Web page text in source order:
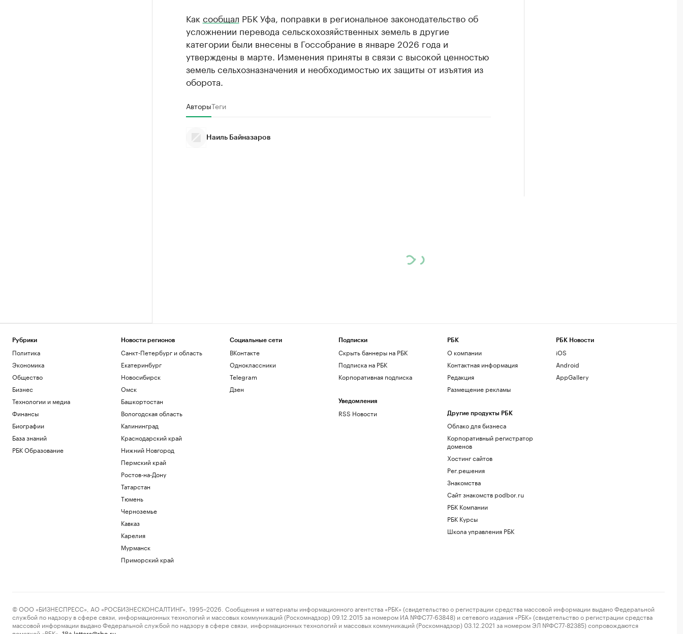
Как сообщал РБК Уфа, поправки в региональное законодательство об
усложнении перевода сельскохозяйственных земель в другие
категории были внесены в Госсобрание в январе 2026 года и
утверждены в марте. Изменения приняты в связи с высокой ценностью
земель сельхозназначения и необходимостью их защиты от изъятия из
оборота.
АвторыТеги
Наиль Байназаров
Рубрики
Политика
Экономика
Общество
Бизнес
Технологии и медиа
Финансы
Биографии
База знаний
РБК Образование
Новости регионов
Санкт-Петербург и область
Екатеринбург
Новосибирск
Омск
Башкортостан
Вологодская область
Калининград
Краснодарский край
Нижний Новгород
Пермский край
Ростов-на-Дону
Татарстан
Тюмень
Черноземье
Кавказ
Карелия
Мурманск
Приморский край
Социальные сети
ВКонтакте
Одноклассники
Telegram
Дзен
Подписки
Скрыть баннеры на РБК
Подписка на РБК
Корпоративная подписка
Уведомления
RSS Новости
РБК
О компании
Контактная информация
Редакция
Размещение рекламы
Другие продукты РБК
Облако для бизнеса
Корпоративный регистратор
доменов
Хостинг сайтов
Рег.решения
Знакомства
Сайт знакомств podbor.ru
РБК Компании
РБК Курсы
Школа управления РБК
РБК Новости
iOS
Android
AppGallery
© ООО «БИЗНЕСПРЕСС», АО «РОСБИЗНЕСКОНСАЛТИНГ», 1995–2026. Сообщения и материалы информационного агентства «РБК» (свидетельство о регистрации средства массовой информации выдано Федеральной
службой по надзору в сфере связи, информационных технологий и массовых коммуникаций (Роскомнадзор) 09.12.2015 за номером ИА №ФС77-63848) и сетевого издания «РБК» (свидетельство о регистрации средства
массовой информации выдано Федеральной службой по надзору в сфере связи, информационных технологий и массовых коммуникаций (Роскомнадзор) 03.12.2021 за номером ЭЛ №ФС77-82385) сопровождаются